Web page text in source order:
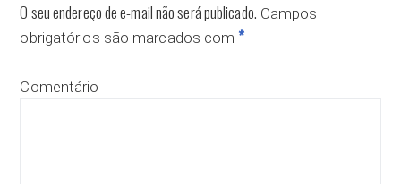
O seu endereço de e-mail não será publicado. Campos
obrigatórios são marcados com *
Comentário